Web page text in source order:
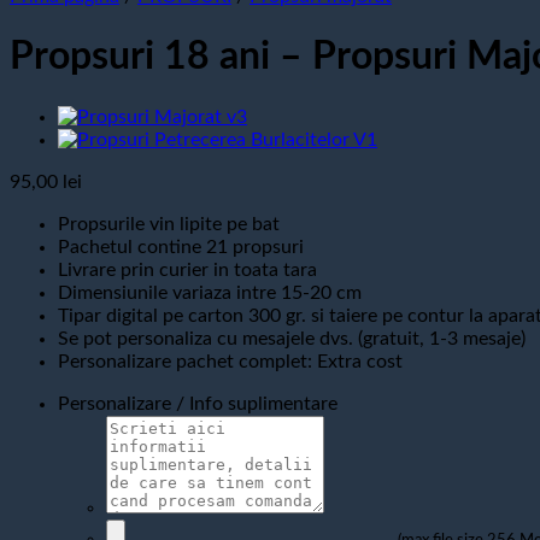
Propsuri 18 ani – Propsuri
95,00 lei
Propsurile vin lipite pe bat
Pachetul contine 21 propsuri
Livrare prin curier in toata tara
Dimensiunile variaza intre 15-20 cm
Tipar digital pe carton 300 gr. si taiere pe contur la
Se pot personaliza cu mesajele dvs. (gratuit, 1-3 mesaje)
Personalizare pachet complet: Extra cost
Personalizare / Info suplimentare